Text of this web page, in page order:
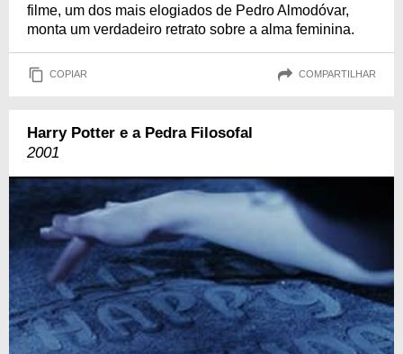
filme, um dos mais elogiados de Pedro Almodóvar,
monta um verdadeiro retrato sobre a alma feminina.
COPIAR COMPARTILHAR
Harry Potter e a Pedra Filosofal
2001